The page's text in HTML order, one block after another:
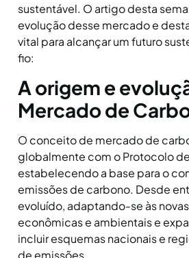
sustentável. O artigo desta
evolução desse mercado e
vital para alcançar um futuro
fio:
A origem e
Mercado de
O conceito de mercado de
globalmente com o Protocolo
estabelecendo a base para o
emissões de carbono. Desde
evoluído, adaptando-se às
econômicas e ambientais e
incluir esquemas nacionais e
de emissões.